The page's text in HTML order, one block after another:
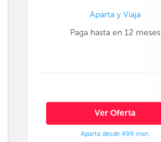
Aparta y Viaja
Paga hasta en 12 meses
Ver Oferta
Aparta desde 499 mxn